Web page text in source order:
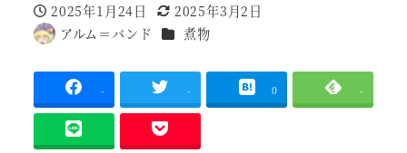
投稿日
2025年1月24日
更新日
2025年3月2日
著
アルム＝バンド 調理種別
煮物
- - 0 -